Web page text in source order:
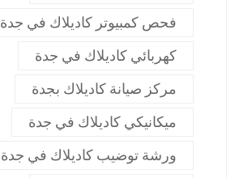
فحص كمبيوتر كاديلاك في جدة
كهربائي كاديلاك في جدة
مركز صيانة كاديلاك بجدة
ميكانيكي كاديلاك في جدة
ورشة توضيب كاديلاك في جدة